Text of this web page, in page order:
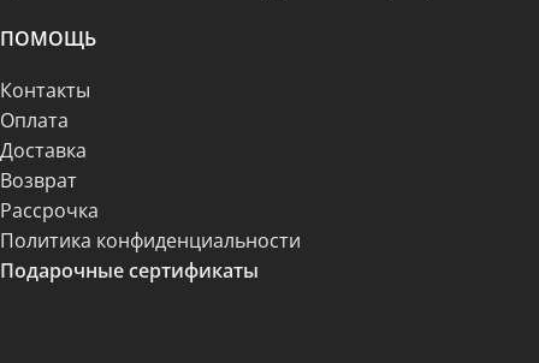
ПОМОЩЬ
Контакты
Оплата
Доставка
Возврат
Рассрочка
Политика конфиденциальности
Подарочные сертификаты